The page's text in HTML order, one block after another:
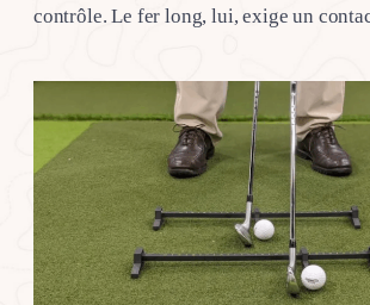
contrôle. Le fer long, lui, exige un